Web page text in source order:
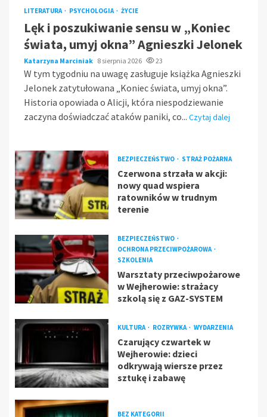
LITERATURA PSYCHOLOGIA ŻYCIE
Lęk i poszukiwanie sensu w „Koniec
świata, umyj okna” Agnieszki Jelonek
Katarzyna Marciniak 8 sierpnia 2026 23
W tym tygodniu na uwagę zasługuje książka Agnieszki
Jelonek zatytułowana „Koniec świata, umyj okna”.
Historia opowiada o Alicji, która niespodziewanie
zaczyna doświadczać ataków paniki, co... Czytaj dalej
BEZPIECZEŃSTWO STRAŻ POŻARNA
Czerwona strzała w akcji:
nowy quad wspiera
ratowników w trudnym
terenie
BEZPIECZEŃSTWO
OCHRONA PRZECIWPOŻAROWA
SZKOLENIA
Warsztaty przeciwpożarowe
w Wejherowie: strażacy
szkolą się z GAZ-SYSTEM
KULTURA ROZRYWKA WYDARZENIA
Czarujący czwartek w
Wejherowie: dzieci
odkrywają wiersze przez
sztukę i zabawę
BEZ KATEGORII